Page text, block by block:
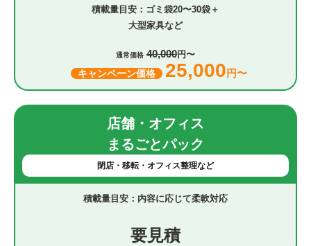
ゴミ袋20〜30袋＋
大型家具など
通常価格 40,000円〜
キャンペーン価格 25,000 円〜
店舗・オフィス
まるごとパック
閉店・移転・オフィス整理など
内容に応じて柔軟対応
要見積